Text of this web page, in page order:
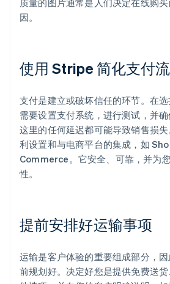
质量的图片通常是人们决定在线购
因。
使用 Stripe 简化支付
支付是建立或破坏信任的环节。在
需要设置支付系统，进行测试，并
这里的任何延迟都可能导致销售损
利设置和与电商平台的集成，如
Commerce。它安全、可靠，并为
性。
提前安排好运输事项
运输是客户体验的重要组成部分，
前规划好。决定好您是提供免费送